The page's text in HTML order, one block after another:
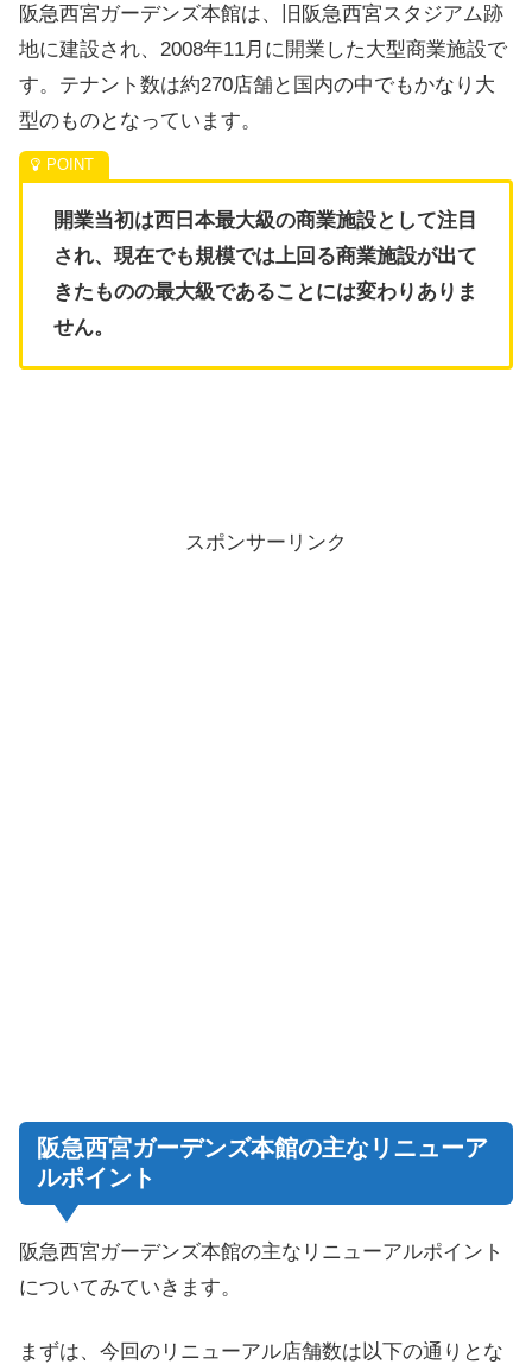
阪急西宮ガーデンズ本館は、旧阪急西宮スタジアム跡
地に建設され、2008年11月に開業した大型商業施設で
す。テナント数は約270店舗と国内の中でもかなり大
型のものとなっています。
開業当初は西日本最大級の商業施設として注目
され、現在でも規模では上回る商業施設が出て
きたものの最大級であることには変わりありま
せん。
スポンサーリンク
阪急西宮ガーデンズ本館の主なリニューア
ルポイント
阪急西宮ガーデンズ本館の主なリニューアルポイント
についてみていきます。
まずは、今回のリニューアル店舗数は以下の通りとな